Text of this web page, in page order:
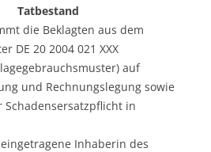
Tatbestand
die Beklagten aus dem
DE 20 2004 021 XXX
auf
und Rechnungslegung sowie
Schadensersatzpflicht in
Inhaberin des